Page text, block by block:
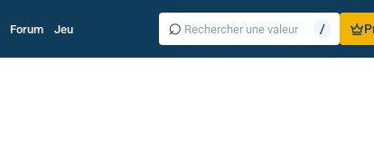
Forum Jeu ⌕ /